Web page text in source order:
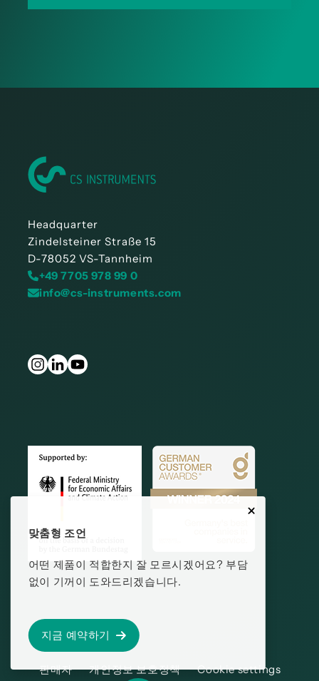
맞춤형 조언
어떤 제품이 적합한지 잘 모르시겠어요? 부담
없이 기꺼이 도와드리겠습니다.
지금 예약하기
Headquarter
Zindelsteiner Straße 15
D-78052 VS-Tannheim
+49 7705 978 99 0
info@cs-instruments.com
판매자 개인정보 보호정책 Cookie settings